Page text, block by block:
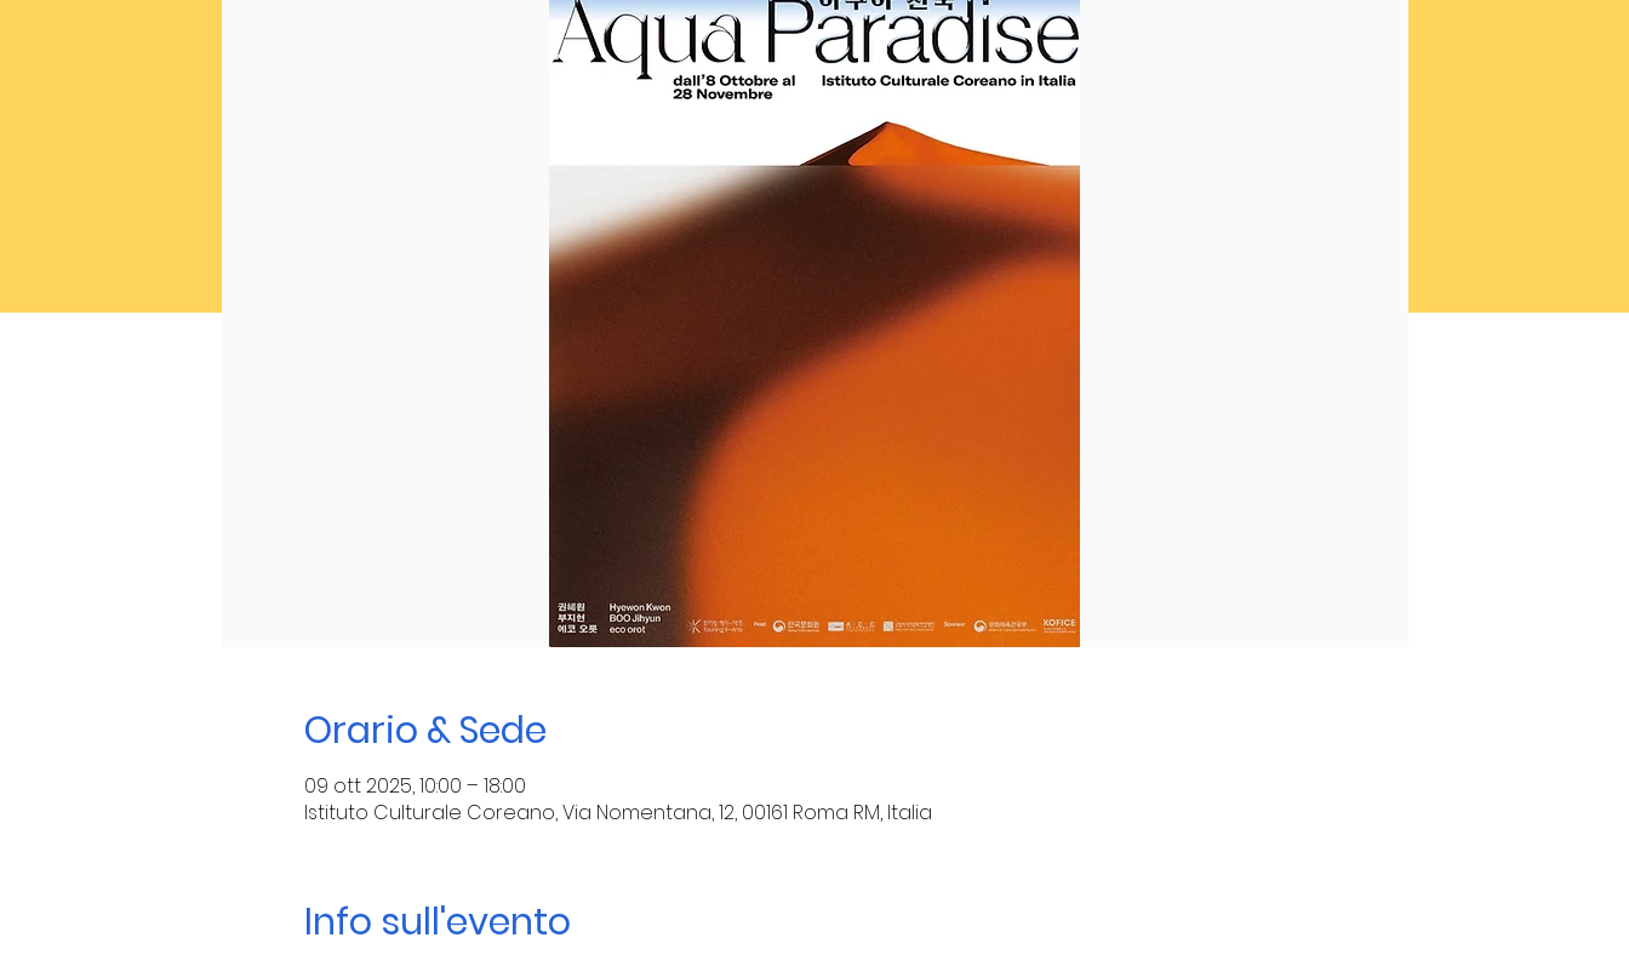
Orario & Sede
09 ott 2025, 10:00 – 18:00
Istituto Culturale Coreano, Via Nomentana, 12, 00161 Roma RM, Italia
Info sull'evento